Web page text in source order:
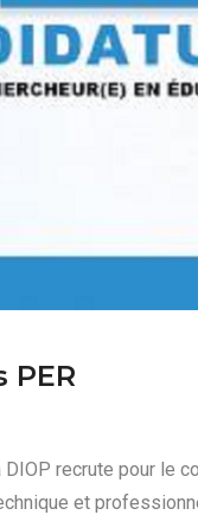
recrute pour le
et